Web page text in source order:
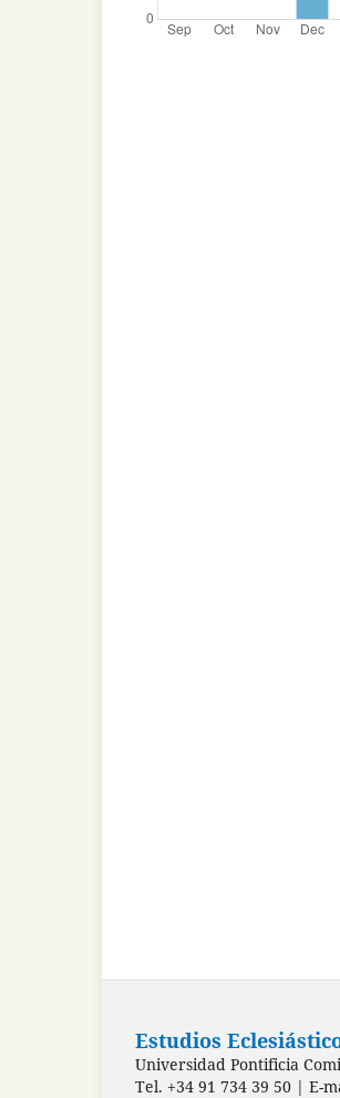
Estudios
Universidad Pontificia
Tel. +34 91 734 39 50 | E-